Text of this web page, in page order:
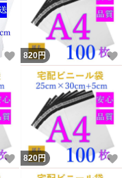
はお客様の住所が必
送致しますが、品質
ると思います。
ますようお願い致し
ください。
いいね！
820円
いいね！
820円